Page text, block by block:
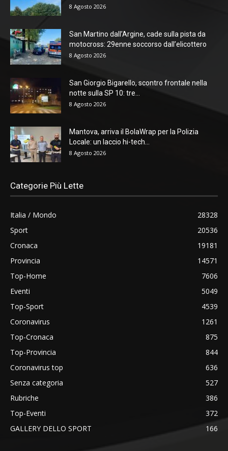
8 Agosto 2026
San Martino dall’Argine, cade sulla pista da
motocross: 29enne soccorso dall’elicottero
8 Agosto 2026
San Giorgio Bigarello, scontro frontale nella
notte sulla SP 10: tre...
8 Agosto 2026
Mantova, arriva il BolaWrap per la Polizia
Locale: un laccio hi-tech...
8 Agosto 2026
Categorie Più Lette
Italia / Mondo
28328
Sport
20536
Cronaca
19181
Provincia
14571
Top-Home
7606
Eventi
5049
Top-Sport
4539
Coronavirus
1261
Top-Cronaca
875
Top-Provincia
844
Coronavirus top
636
Senza categoria
527
Rubriche
386
Top-Eventi
372
GALLERY DELLO SPORT
166